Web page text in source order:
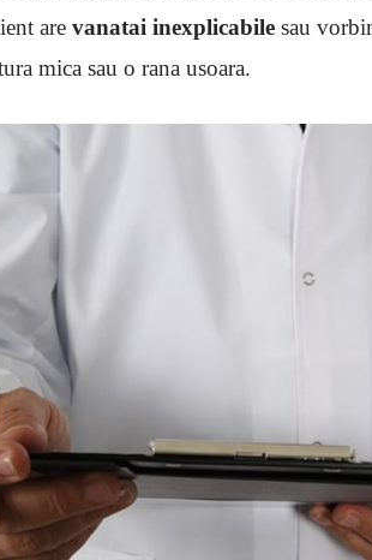
are vanatai inexplicabilesau
mica sau o rana usoara.